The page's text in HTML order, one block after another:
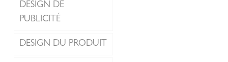
DESIGN DE
PUBLICITÉ
DESIGN DU PRODUIT